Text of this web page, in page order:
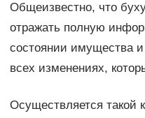
Общеизвестно, что
отражать полную
состоянии имущества и
всех изменениях,
Осуществляется такой